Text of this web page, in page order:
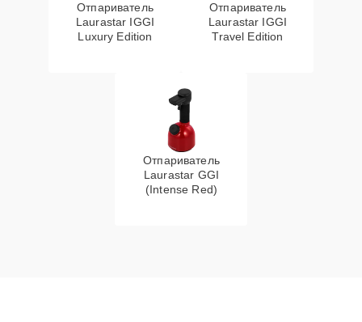
Отпариватель
Laurastar IGGI
Luxury Edition
Отпариватель
Laurastar IGGI
Travel Edition
Отпариватель
Laurastar GGI
(Intense Red)